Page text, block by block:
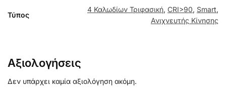
Τύπος
4 Καλωδίων Τριφασική, CRI>90, Smart,
Ανιχνευτής Κίνησης
Αξιολογήσεις
Δεν υπάρχει καμία αξιολόγηση ακόμη.